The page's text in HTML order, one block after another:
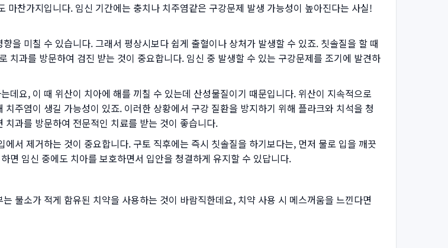
찬가지입니다. 임신 기간에는 충치나 치주염같은 구강문제 발생 가능성이 높아진다는 사실!
을 미칠 수 있습니다. 그래서 평상시보다 쉽게 출혈이나 상처가 발생할 수 있죠. 칫솔질을 할 때
치과를 방문하여 검진 받는 것이 중요합니다. 임신 중 발생할 수 있는 구강문제를 조기에 발견하
데요, 이 때 위산이 치아에 해를 끼칠 수 있는데 산성물질이기 때문입니다. 위산이 지속적으로
주염이 생길 가능성이 있죠. 이러한 상황에서 구강 질환을 방지하기 위해 플라크와 치석을 청
과를 방문하여 전문적인 치료를 받는 것이 좋습니다.
서 제거하는 것이 중요합니다. 구토 직후에는 즉시 칫솔질을 하기보다는, 먼저 물로 입을 깨끗
면 임신 중에도 치아를 보호하면서 입안을 청결하게 유지할 수 있답니다.
불소가 적게 함유된 치약을 사용하는 것이 바람직한데요, 치약 사용 시 메스꺼움을 느낀다면